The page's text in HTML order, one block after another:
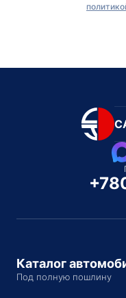
Каталог
Под полную пошлину